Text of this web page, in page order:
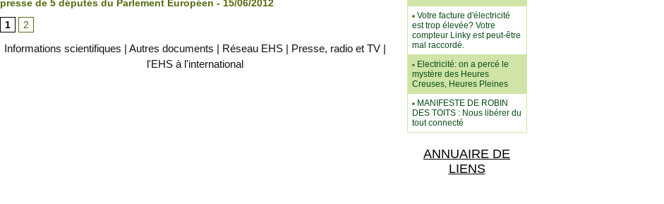
presse de 5 députés du Parlement Européen - 15/06/2012
1
2
Informations scientifiques | Autres documents | Réseau EHS | Presse, radio et TV |
l'EHS à l'international
Votre facture d'électricité
est trop élevée? Votre
compteur Linky est peut-être
mal raccordé.
Electricité: on a percé le
mystère des Heures
Creuses, Heures Pleines
MANIFESTE DE ROBIN
DES TOITS : Nous libérer du
tout connecté
ANNUAIRE DE
LIENS